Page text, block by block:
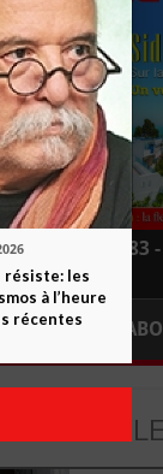
LEADERS N° 183
résiste: les
à l’heure
récentes